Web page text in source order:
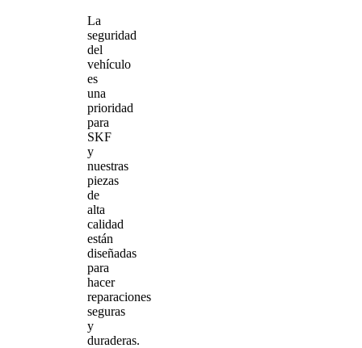
La
seguridad
del
vehículo
es
una
prioridad
para
SKF
y
nuestras
piezas
de
alta
calidad
están
diseñadas
para
hacer
reparaciones
seguras
y
duraderas.